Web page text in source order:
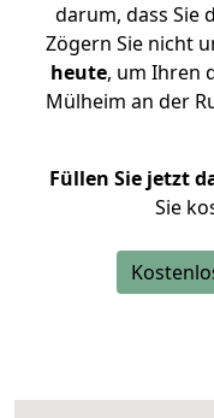
darum, dass Sie
Zögern Sie nicht
heute, um Ihren
Mülheim an der
Füllen Sie jetzt
Sie